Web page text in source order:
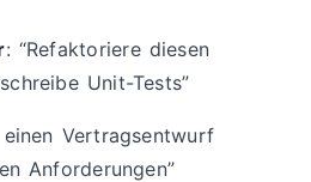
: “Refaktoriere diesen
Unit-Tests”
einen Vertragsentwurf
Anforderungen”